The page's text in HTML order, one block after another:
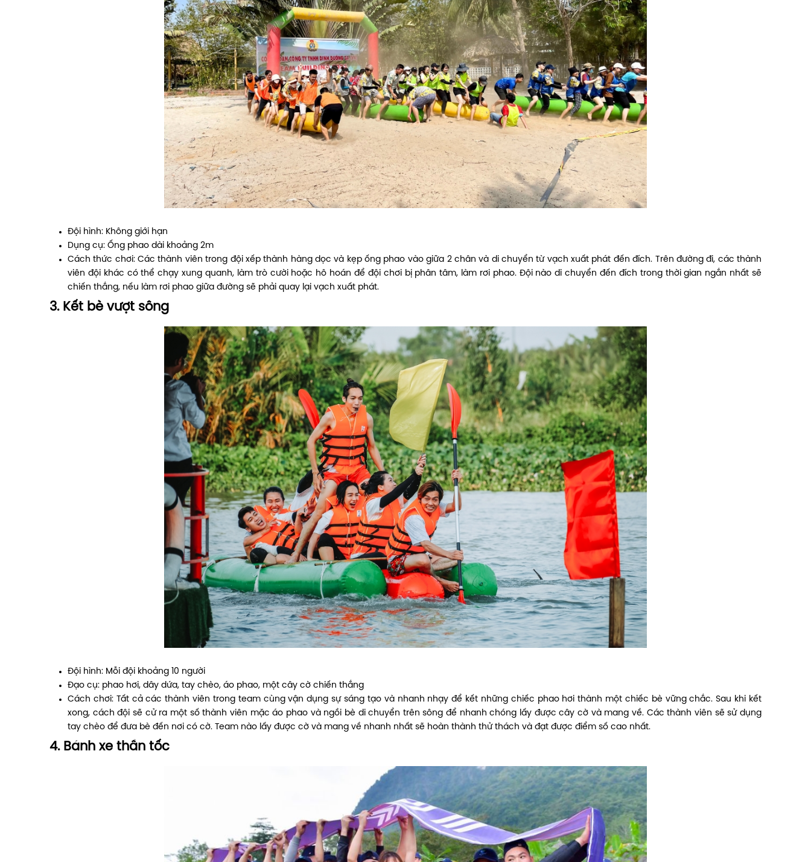
Đội hình: Không giới hạn
Dụng cụ: Ống phao dài khoảng 2m
Cách thức chơi: Các thành viên trong đội xếp thành hàng dọc và kẹp ống phao vào giữa 2 chân và di chuyển từ vạch xuất phát đến đích. Trên đường đi, các thành
viên đội khác có thể chạy xung quanh, làm trò cười hoặc hô hoán để đội chơi bị phân tâm, làm rơi phao. Đội nào di chuyển đến đích trong thời gian ngắn nhất sẽ
chiến thắng, nếu làm rơi phao giữa đường sẽ phải quay lại vạch xuất phát.
3. Kết bè vượt sông
Đội hình: Mỗi đội khoảng 10 người
Đạo cụ: phao hơi, dây dứa, tay chèo, áo phao, một cây cờ chiến thắng
Cách chơi: Tất cả các thành viên trong team cùng vận dụng sự sáng tạo và nhanh nhạy để kết những chiếc phao hơi thành một chiếc bè vững chắc. Sau khi kết
xong, cách đội sẽ cử ra một số thành viên mặc áo phao và ngồi bè di chuyển trên sông để nhanh chóng lấy được cây cờ và mang về. Các thành viên sẽ sử dụng
tay chèo để đưa bè đến nơi có cờ. Team nào lấy được cờ và mang về nhanh nhất sẽ hoàn thành thử thách và đạt được điểm số cao nhất.
4. Bánh xe thần tốc